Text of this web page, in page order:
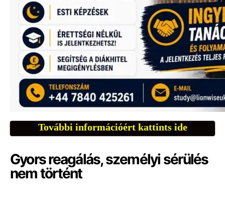
További információért kattints ide
Gyors reagálás, személyi sérülés
nem történt